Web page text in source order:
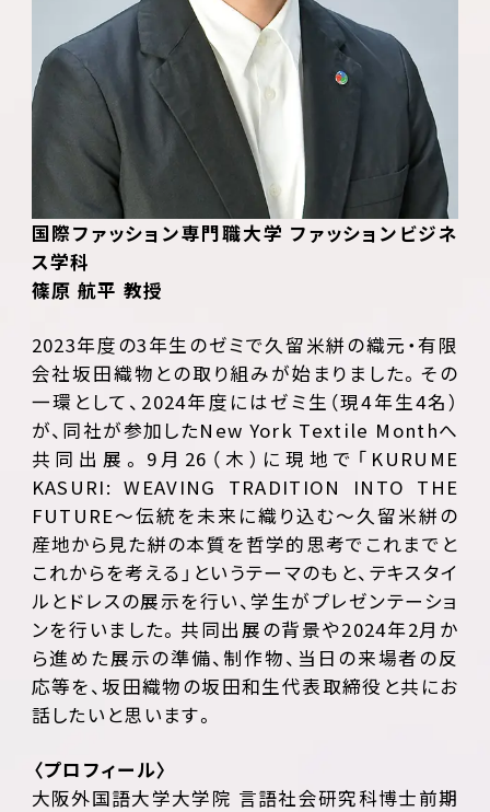
国際ファッション専門職大学 ファッションビジネ
ス学科
篠原 航平 教授
2023年度の3年生のゼミで久留米絣の織元・有限
会社坂田織物との取り組みが始まりました。その
一環として、2024年度にはゼミ生（現4年生4名）
が、同社が参加したNew York Textile Monthへ
共同出展。9月26（木）に現地で「KURUME
KASURI: WEAVING TRADITION INTO THE
FUTURE～伝統を未来に織り込む～久留米絣の
産地から見た絣の本質を哲学的思考でこれまでと
これからを考える」というテーマのもと、テキスタイ
ルとドレスの展示を行い、学生がプレゼンテーショ
ンを行いました。共同出展の背景や2024年2月か
ら進めた展示の準備、制作物、当日の来場者の反
応等を、坂田織物の坂田和生代表取締役と共にお
話したいと思います。
〈プロフィール〉
大阪外国語大学大学院 言語社会研究科博士前期